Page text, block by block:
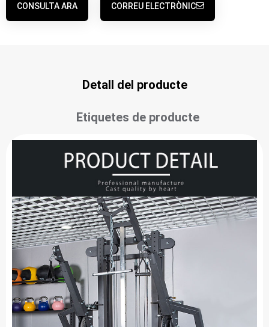
CONSULTA ARA CORREU ELECTRÒNIC
Detall del producte
Etiquetes de producte